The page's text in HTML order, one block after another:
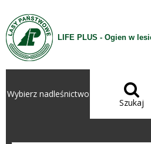
Przejdź do treści
LIFE PLUS - Ogien w
Wybierz nadleśnictwo 
Szukaj